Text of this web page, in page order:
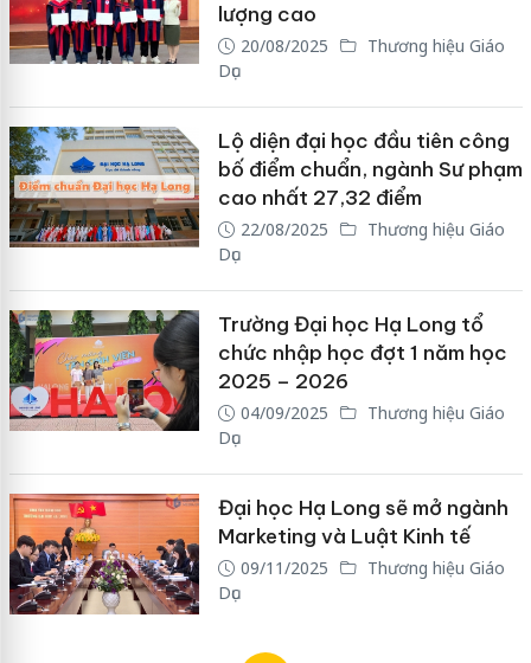
lượng cao
20/08/2025
Thương hiệu Giáo
Dục
Lộ diện đại học đầu tiên công
bố điểm chuẩn, ngành Sư phạm
cao nhất 27,32 điểm
22/08/2025
Thương hiệu Giáo
Dục
Trường Đại học Hạ Long tổ
chức nhập học đợt 1 năm học
2025 – 2026
04/09/2025
Thương hiệu Giáo
Dục
Đại học Hạ Long sẽ mở ngành
Marketing và Luật Kinh tế
09/11/2025
Thương hiệu Giáo
Dục